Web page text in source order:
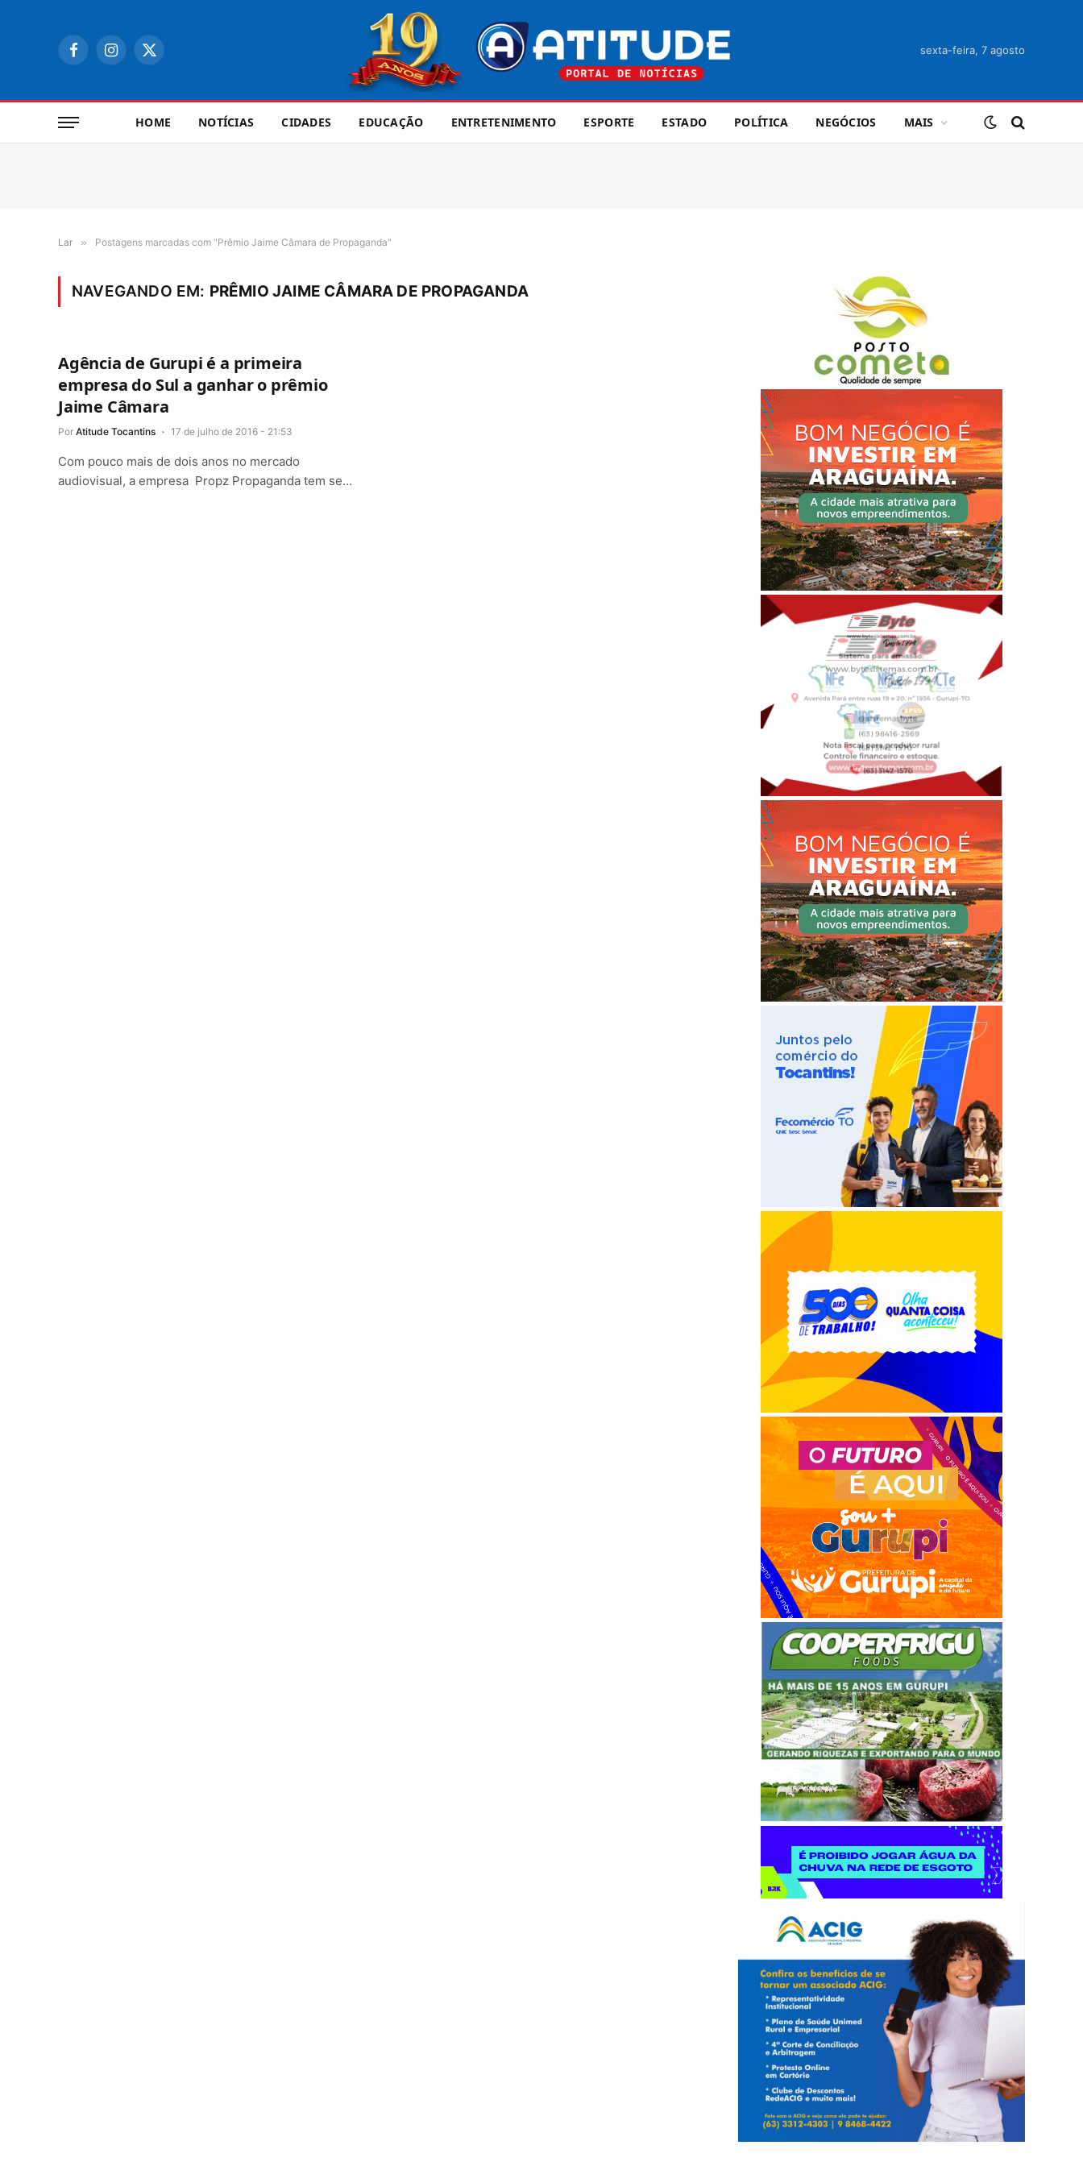
FacebookInstagram
X
sexta-feira, 7 agosto
HOME NOTÍCIAS CIDADES EDUCAÇÃO ENTRETENIMENTO ESPORTE ESTADO POLÍTICA NEGÓCIOS MAIS
Lar » Postagens marcadas com "Prêmio Jaime Câmara de Propaganda"
NAVEGANDO EM: PRÊMIO JAIME CÂMARA DE PROPAGANDA
Agência de Gurupi é a primeira
empresa do Sul a ganhar o prêmio
Jaime Câmara
Por Atitude Tocantins 17 de julho de 2016 - 21:53
Com pouco mais de dois anos no mercado
audiovisual, a empresa Propz Propaganda tem se…